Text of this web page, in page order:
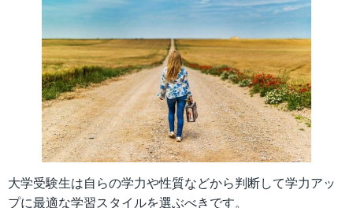
大学受験生は自らの学力や性質などから判断して学力アッ
プに最適な学習スタイルを選ぶべきです。